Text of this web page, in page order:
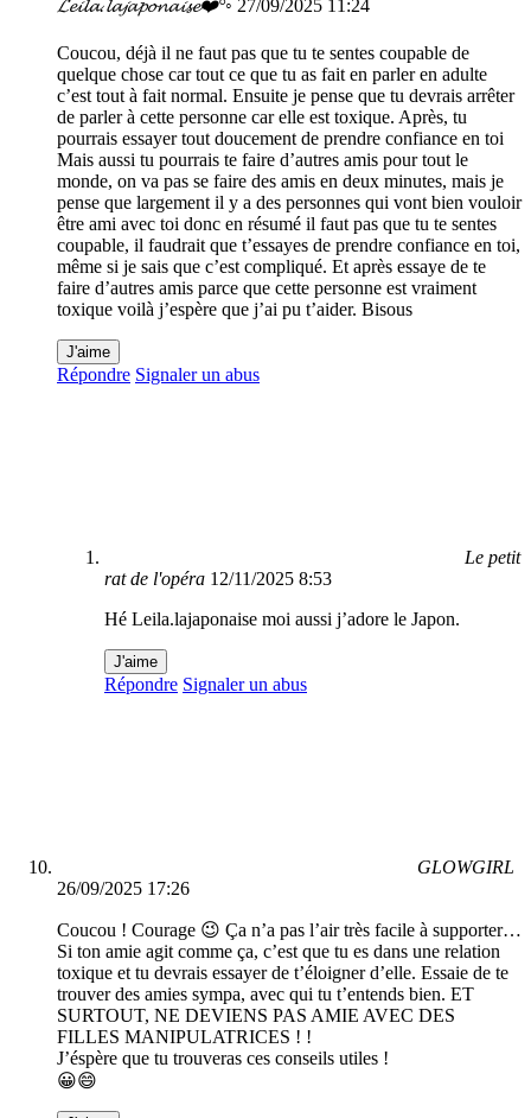
𝓛𝓮𝓲𝓵𝓪.𝓵𝓪𝓳𝓪𝓹𝓸𝓷𝓪𝓲𝓼𝓮❤️‍°◦ 27/09/2025 11:24
Coucou, déjà il ne faut pas que tu te sentes coupable de
quelque chose car tout ce que tu as fait en parler en adulte
c’est tout à fait normal. Ensuite je pense que tu devrais arrêter
de parler à cette personne car elle est toxique. Après, tu
pourrais essayer tout doucement de prendre confiance en toi
Mais aussi tu pourrais te faire d’autres amis pour tout le
monde, on va pas se faire des amis en deux minutes, mais je
pense que largement il y a des personnes qui vont bien vouloir
être ami avec toi donc en résumé il faut pas que tu te sentes
coupable, il faudrait que t’essayes de prendre confiance en toi,
même si je sais que c’est compliqué. Et après essaye de te
faire d’autres amis parce que cette personne est vraiment
toxique voilà j’espère que j’ai pu t’aider. Bisous
J'aime
Répondre Signaler un abus
Le petit
rat de l'opéra 12/11/2025 8:53
Hé Leila.lajaponaise moi aussi j’adore le Japon.
J'aime
Répondre Signaler un abus
GLOWGIRL
26/09/2025 17:26
Coucou ! Courage 😉 Ça n’a pas l’air très facile à supporter…
Si ton amie agit comme ça, c’est que tu es dans une relation
toxique et tu devrais essayer de t’éloigner d’elle. Essaie de te
trouver des amies sympa, avec qui tu t’entends bien. ET
SURTOUT, NE DEVIENS PAS AMIE AVEC DES
FILLES MANIPULATRICES ! !
J’éspère que tu trouveras ces conseils utiles !
😀😄